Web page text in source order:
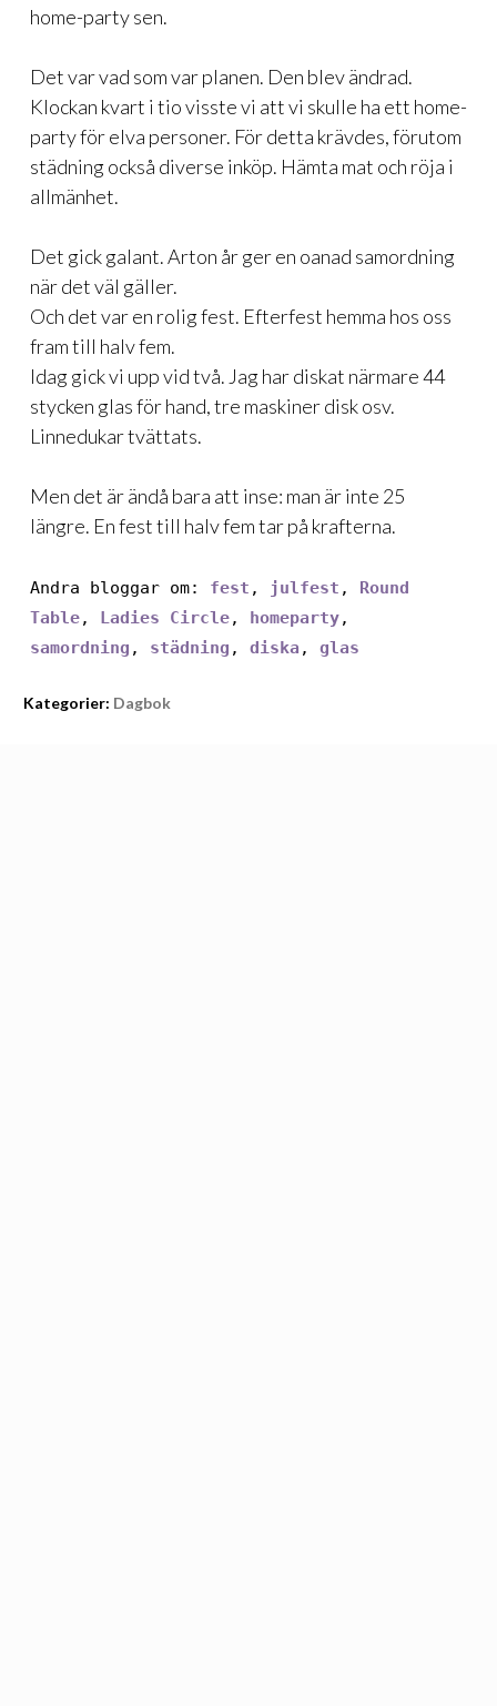
home-party sen.
Det var vad som var planen. Den blev ändrad.
Klockan kvart i tio visste vi att vi skulle ha ett home-
party för elva personer. För detta krävdes, förutom
städning också diverse inköp. Hämta mat och röja i
allmänhet.
Det gick galant. Arton år ger en oanad samordning
när det väl gäller.
Och det var en rolig fest. Efterfest hemma hos oss
fram till halv fem.
Idag gick vi upp vid två. Jag har diskat närmare 44
stycken glas för hand, tre maskiner disk osv.
Linnedukar tvättats.
Men det är ändå bara att inse: man är inte 25
längre. En fest till halv fem tar på krafterna.
Andra bloggar om: fest , julfest , Round
Table, Ladies Circle, homeparty,
samordning , städning , diska , glas
Kategorier: Dagbok